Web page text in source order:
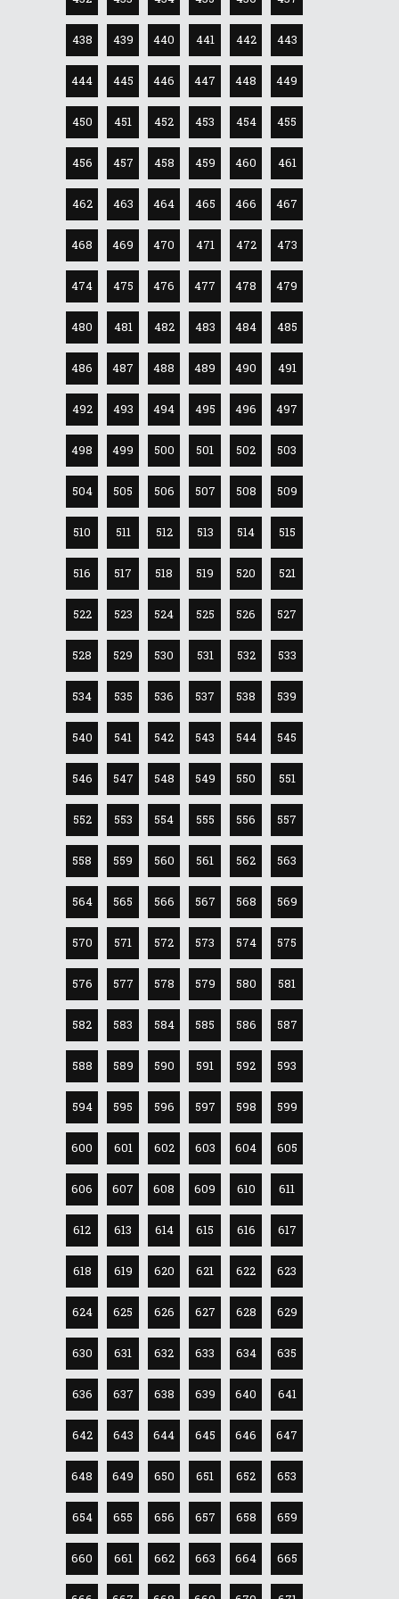
438 439 440 441 442 443
444 445 446 447 448 449
450 451 452 453 454 455
456 457 458 459 460 461
462 463 464 465 466 467
468 469 470 471 472 473
474 475 476 477 478 479
480 481 482 483 484 485
486 487 488 489 490 491
492 493 494 495 496 497
498 499 500 501 502 503
504 505 506 507 508 509
510 511 512 513 514 515
516 517 518 519 520 521
522 523 524 525 526 527
528 529 530 531 532 533
534 535 536 537 538 539
540 541 542 543 544 545
546 547 548 549 550 551
552 553 554 555 556 557
558 559 560 561 562 563
564 565 566 567 568 569
570 571 572 573 574 575
576 577 578 579 580 581
582 583 584 585 586 587
588 589 590 591 592 593
594 595 596 597 598 599
600 601 602 603 604 605
606 607 608 609 610 611
612 613 614 615 616 617
618 619 620 621 622 623
624 625 626 627 628 629
630 631 632 633 634 635
636 637 638 639 640 641
642 643 644 645 646 647
648 649 650 651 652 653
654 655 656 657 658 659
660 661 662 663 664 665